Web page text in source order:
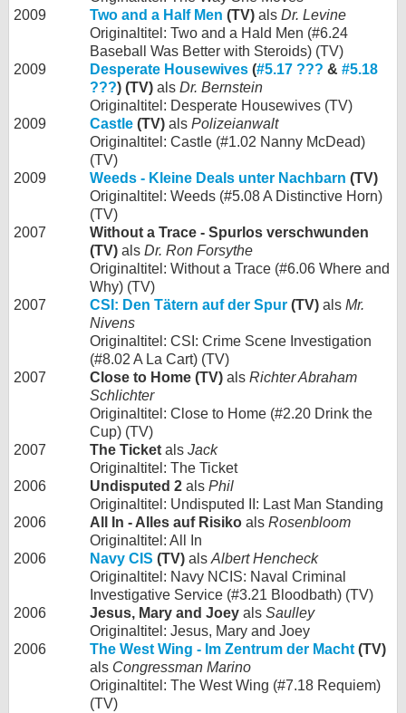
2009
Two and a Half Men (TV) als Dr. Levine
Originaltitel: Two and a Hald Men (#6.24
Baseball Was Better with Steroids) (TV)
2009
Desperate Housewives (#5.17 ??? & #5.18
???) (TV) als Dr. Bernstein
Originaltitel: Desperate Housewives (TV)
2009
Castle (TV) als Polizeianwalt
Originaltitel: Castle (#1.02 Nanny McDead)
(TV)
2009
Weeds - Kleine Deals unter Nachbarn (TV)
Originaltitel: Weeds (#5.08 A Distinctive Horn)
(TV)
2007
Without a Trace - Spurlos verschwunden
(TV) als Dr. Ron Forsythe
Originaltitel: Without a Trace (#6.06 Where and
Why) (TV)
2007
CSI: Den Tätern auf der Spur (TV) als Mr.
Nivens
Originaltitel: CSI: Crime Scene Investigation
(#8.02 A La Cart) (TV)
2007
Close to Home (TV) als Richter Abraham
Schlichter
Originaltitel: Close to Home (#2.20 Drink the
Cup) (TV)
2007
The Ticket als Jack
Originaltitel: The Ticket
2006
Undisputed 2 als Phil
Originaltitel: Undisputed II: Last Man Standing
2006
All In - Alles auf Risiko als Rosenbloom
Originaltitel: All In
2006
Navy CIS (TV) als Albert Hencheck
Originaltitel: Navy NCIS: Naval Criminal
Investigative Service (#3.21 Bloodbath) (TV)
2006
Jesus, Mary and Joey als Saulley
Originaltitel: Jesus, Mary and Joey
2006
The West Wing - Im Zentrum der Macht (TV)
als Congressman Marino
Originaltitel: The West Wing (#7.18 Requiem)
(TV)